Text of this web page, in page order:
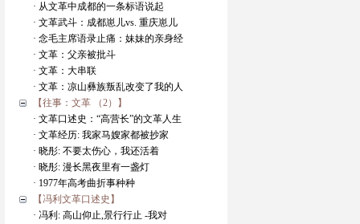
· 从文革中成都的一条标语说起
· 文革武斗：成都崽儿vs. 重庆崽儿
· 念毛主席语录止痛：妹妹的亲身经
· 文革：父亲被批斗
· 文革：大串联
· 文革：凉山彝族叛乱改变了我的人
【往事：文革 （2）】
· 文革口述史：“高营长”的文革人生
· 文革经历: 我家马嫂家都被抄家
· 晓彤: 不要太伤心，我还活着
· 晓彤: 漫长黑夜里有一盏灯
· 1977年高考曲折事种种
【冯利文革口述史】
· 冯利: 高山仰止,景行行止 -我对